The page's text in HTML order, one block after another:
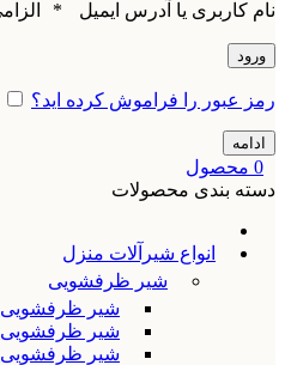
نام کاربری یا آدرس ایمیل
*
ورود
رمز عبور را فراموش کرده اید؟
ادامه
0 محصول
دسته بندی محصولات
انواع شیرآلات منزل
شیر ظرفشویی
شیر ظرفشویی
شیر ظرفشویی
شیر ظرفشویی